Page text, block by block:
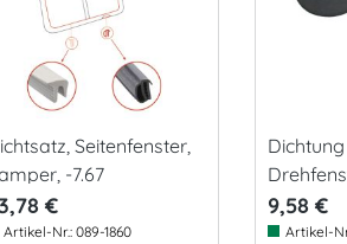
Seitenfenster,
-7.67
€
Artikel-Nr.: 089-1860
Rahmen
9,58 €
Artikel-